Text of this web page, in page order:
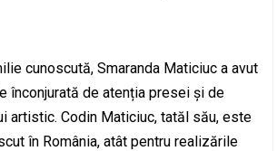
cunoscută, Smaranda Maticiuc a avut
înconjurată de atenția presei și de
artistic. Codin Maticiuc, tatăl său, este
în România, atât pentru realizările